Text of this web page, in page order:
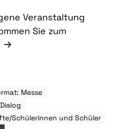
Veranstaltung
Sie zum
Messe
Schülerinnen und Schüler